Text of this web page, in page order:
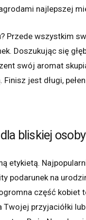
najlepszej
Przede wszystkim
Doszukując się
swój aromat
jest długi,
bliskiej
etykietą.
podarunek na
część kobiet
przyjaciółki